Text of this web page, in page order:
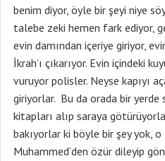
benim diyor, öyle bir şeyi niye
talebe zeki hemen fark ediyor,
evin damından içeriye giriyor,
İkrah’ı çıkarıyor. Evin içindeki
vuruyor polisler. Neyse kapıyı
giriyorlar. Bu da orada bir yerde
kitapları alıp saraya
bakıyorlar ki böyle bir şey yok,
Muhammed’den özür dileyip